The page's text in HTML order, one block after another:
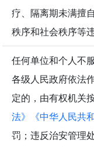
疗、隔离期未满擅
秩序和社会秩序等
任何单位和个人不
各级人民政府依法
定的，由有权机关
法》
《中华人民共
罚；违反治安管理